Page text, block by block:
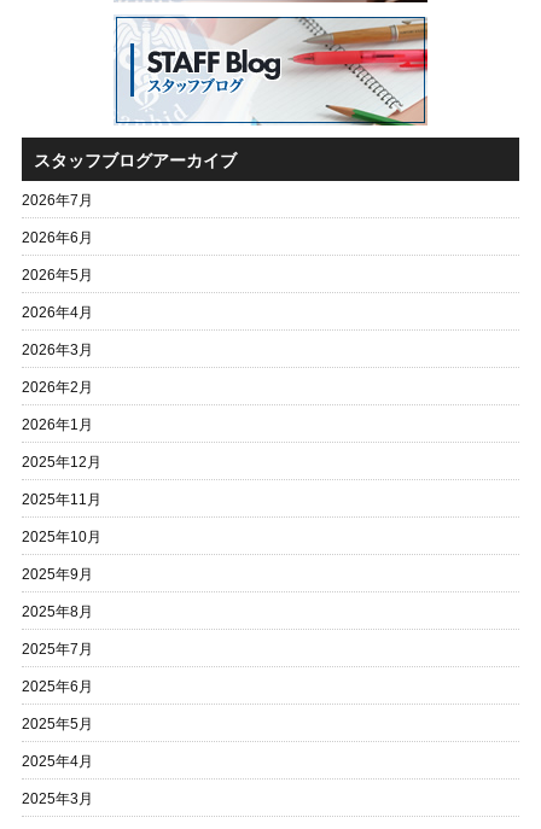
スタッフブログアーカイブ
2026年7月
2026年6月
2026年5月
2026年4月
2026年3月
2026年2月
2026年1月
2025年12月
2025年11月
2025年10月
2025年9月
2025年8月
2025年7月
2025年6月
2025年5月
2025年4月
2025年3月